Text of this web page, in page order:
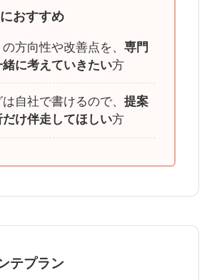
おすすめ
の方向性や改善点を、専門
緒に考えていきたい方
は自社で書けるので、提案
だけ伴走してほしい方
テプラン